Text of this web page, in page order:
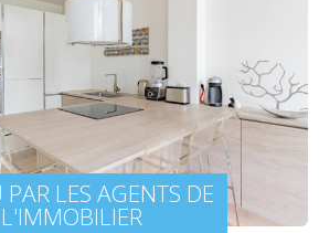
LES AGENTS DE
L'IMMOBILIER